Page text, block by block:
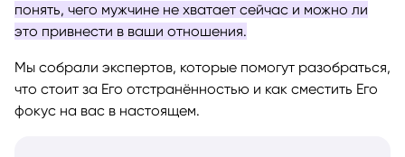
понять, чего мужчине не хватает сейчас и можно ли
это привнести в ваши отношения.
Мы собрали экспертов, которые помогут разобраться,
что стоит за Его отстранённостью и как сместить Его
фокус на вас в настоящем.